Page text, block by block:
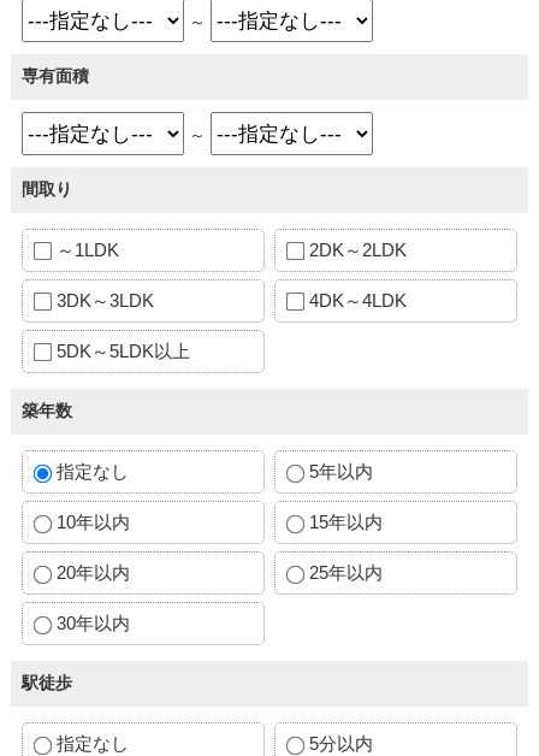
～
専有面積
～
間取り
～1LDK 2DK～2LDK
3DK～3LDK 4DK～4LDK
5DK～5LDK以上
築年数
指定なし 5年以内
10年以内 15年以内
20年以内 25年以内
30年以内
駅徒歩
指定なし 5分以内